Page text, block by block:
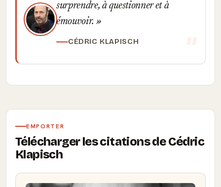
surprendre, à questionner et à
émouvoir.
CÉDRIC KLAPISCH
EMPORTER
Télécharger les citations de Cédric
Klapisch